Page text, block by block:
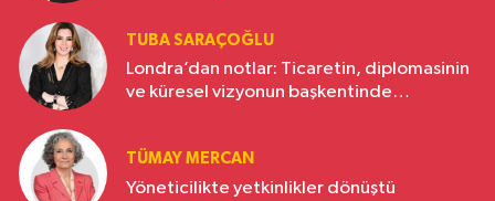
TUBA SARAÇOĞLU
Londra’dan notlar: Ticaretin, diplomasinin
ve küresel vizyonun başkentinde
TÜMAY MERCAN
Yöneticilikte yetkinlikler dönüştü